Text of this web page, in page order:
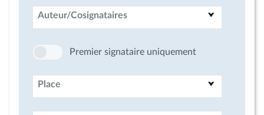
Auteur/Cosignataires
Premier signataire uniquement
Place